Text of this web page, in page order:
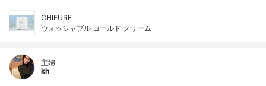
CHIFURE
ウォッシャブル コールド クリーム
主婦
kh